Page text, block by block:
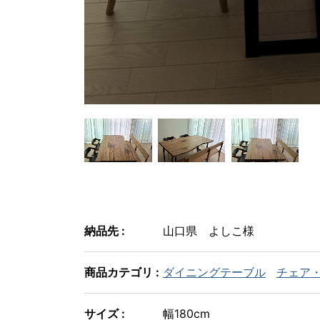
納品先 : 山口県 よしこ様
商品カテゴリ : ダイニングテーブル チェア
サイズ : 幅180cm